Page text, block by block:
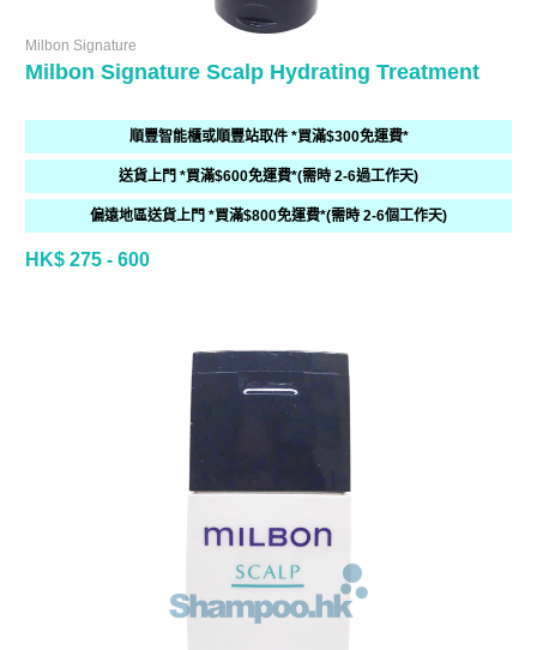
Milbon Signature
Milbon Signature Scalp Hydrating Treatment
順豐智能櫃或順豐站取件 *買滿$300免運費*
送貨上門 *買滿$600免運費*(需時 2-6過工作天)
偏遠地區送貨上門 *買滿$800免運費*(需時 2-6個工作天)
HK$ 275 - 600